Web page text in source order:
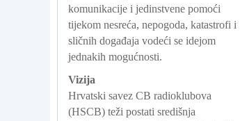
komunikacije i jedinstvene pomoći
tijekom nesreća, nepogoda, katastrofi i
sličnih događaja vodeći se idejom
jednakih mogućnosti.
Vizija
Hrvatski savez CB radioklubova
(HSCB) teži postati središnja